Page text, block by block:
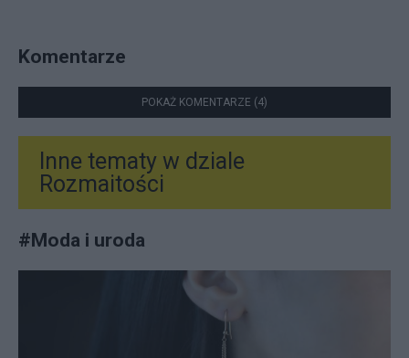
Komentarze
POKAŻ KOMENTARZE (4)
Inne tematy w dziale
Rozmaitości
#Moda i uroda